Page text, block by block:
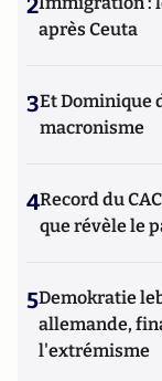
2
après Ceuta
3Et Dominique
macronisme
4Record du
que révèle le
5Demokratie
allemande,
l'extrémisme